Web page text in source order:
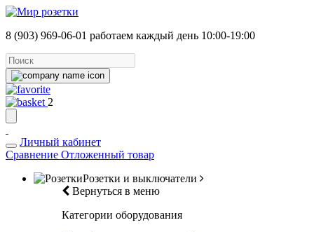
8 (903) 969-06-01 работаем каждый день 10:00-19:00
2
Личный кабинет
Сравнение Отложенный товар
Розетки и выключатели
Вернуться в меню
Категории оборудования